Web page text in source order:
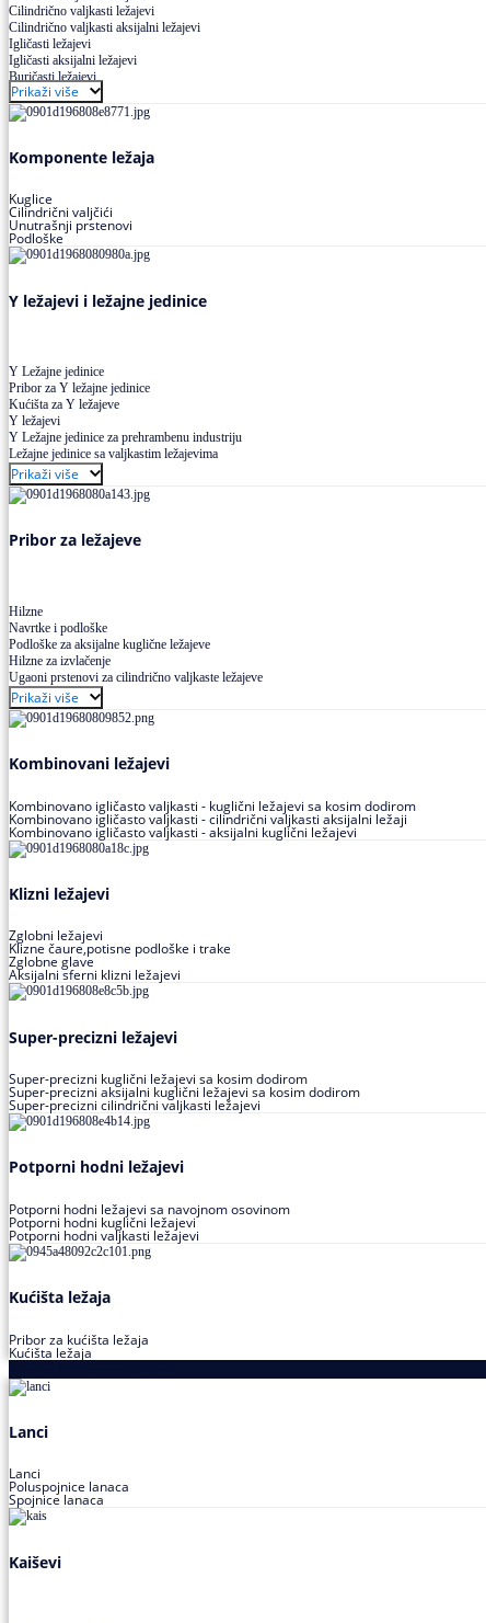
Cilindrično valjkasti ležajevi
Cilindrično valjkasti aksijalni ležajevi
Igličasti ležajevi
Igličasti aksijalni ležajevi
Buričasti ležajevi
Buričasti zaptiveni ležajevi
Buričasti aksijalni ležajevi
Prikaži više
Komponente ležaja
Kuglice
Cilindrični valjčići
Unutrašnji prstenovi
Podloške
Y ležajevi i ležajne jedinice
Y Ležajne jedinice
Pribor za Y ležajne jedinice
Kućišta za Y ležajeve
Y ležajevi
Y Ležajne jedinice za prehrambenu industriju
Ležajne jedinice sa valjkastim ležajevima
Prikaži više
Pribor za ležajeve
Hilzne
Navrtke i podloške
Podloške za aksijalne kuglične ležajeve
Hilzne za izvlačenje
Ugaoni prstenovi za cilindrično valjkaste ležajeve
Prikaži više
Kombinovani ležajevi
Kombinovano igličasto valjkasti - kuglični ležajevi sa kosim dodirom
Kombinovano igličasto valjkasti - cilindrični valjkasti aksijalni ležaji
Kombinovano igličasto valjkasti - aksijalni kuglični ležajevi
Klizni ležajevi
Zglobni ležajevi
Klizne čaure,potisne podloške i trake
Zglobne glave
Aksijalni sferni klizni ležajevi
Super-precizni ležajevi
Super-precizni kuglični ležajevi sa kosim dodirom
Super-precizni aksijalni kuglični ležajevi sa kosim dodirom
Super-precizni cilindrični valjkasti ležajevi
Potporni hodni ležajevi
Potporni hodni ležajevi sa navojnom osovinom
Potporni hodni kuglični ležajevi
Potporni hodni valjkasti ležajevi
Kućišta ležaja
Pribor za kućišta ležaja
Kućišta ležaja
Lanci
Lanci
Poluspojnice lanaca
Spojnice lanaca
Kaiševi